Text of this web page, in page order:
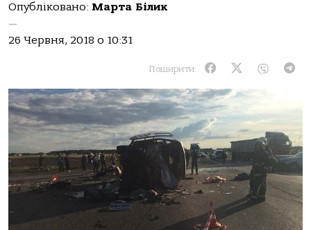
Опубліковано: Марта Білик
—
26 Червня, 2018 о 10:31
Поширити: